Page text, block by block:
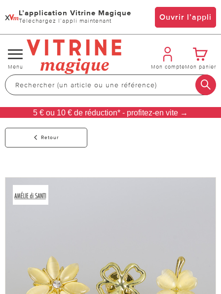
x L’application Vitrine Magique
Téléchargez l’appli maintenant Ouvrir l’appli
Changer
de
navigation
Menu Mon compteMon panier
5 € ou 10 € de réduction* - profitez-en vite →
Retour